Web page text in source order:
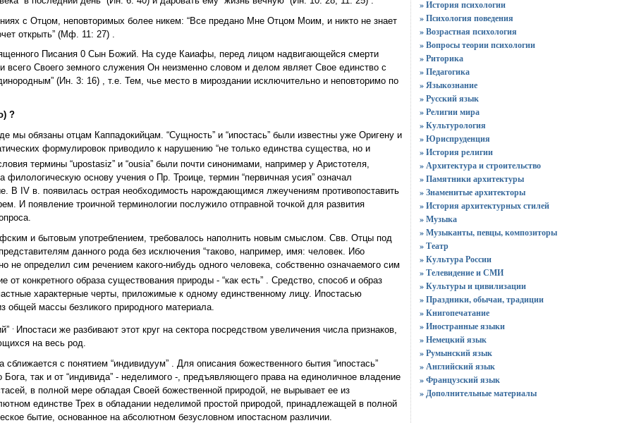
с Отцом, неповторимых более никем: “Все предано Мне Отцом Моим, и никто не знает
открыть” (Мф. 11: 27) .
Писания 0 Сын Божий. На суде Каиафы, перед лицом надвигающейся смерти
Своего земного служения Он неизменно словом и делом являет Свое единство с
(Ин. 3: 16) , т.е. Тем, чье место в мироздании исключительно и неповторимо по
?
мы обязаны отцам Каппадокийцам. “Сущность” и “ипостась” были известны уже Оригену и
формулировок приводило к нарушению “не только единства существа, но и
термины “upostasiz” и “ousia” были почти синонимами, например у Аристотеля,
основу учения о Пр. Троице, термин “первичная усия” означал
В IV в. появилась острая необходимость нарождающимся лжеучениям противопоставить
И появление троичной терминологии послужило отправной точкой для развития
и бытовым употреблением, требовалось наполнить новым смыслом. Свв. Отцы под
данного рода без исключения “таково, например, имя: человек. Ибо
определил сим речением какого-нибудь одного человека, собственно означаемого сим
от конкретного образа существования природы - “как есть” . Средство, способ и образ
характерные черты, приложимые к одному единственному лицу. Ипостасью
общей массы безликого природного материала.
Ипостаси же разбивают этот круг на сектора посредством увеличения числа признаков,
на весь род.
с понятием “индивидуум” . Для описания божественного бытия “ипостась”
так и от “индивида” - неделимого -, предъявляющего права на единоличное владение
в полной мере обладая Своей божественной природой, не вырывает ее из
единстве Трех в обладании неделимой простой природой, принадлежащей в полной
бытие, основанное на абсолютном безусловном ипостасном различии.
» История психологии
» Психология поведения
» Возрастная психология
» Вопросы теории психологии
» Риторика
» Педагогика
» Языкознание
» Русский язык
» Религии мира
» Культурология
» Юриспруденция
» История религии
» Архитектура и строительство
» Памятники архитектуры
» Знаменитые архитекторы
» История архитектурных стилей
» Музыка
» Музыканты, певцы, композиторы
» Театр
» Культура России
» Телевидение и СМИ
» Культуры и цивилизации
» Праздники, обычаи, традиции
» Книгопечатание
» Иностранные языки
» Немецкий язык
» Румынский язык
» Английский язык
» Французский язык
» Дополнительные материалы